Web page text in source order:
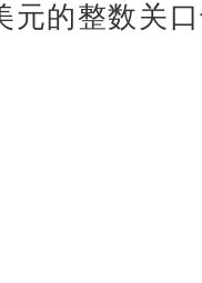
元的整数关